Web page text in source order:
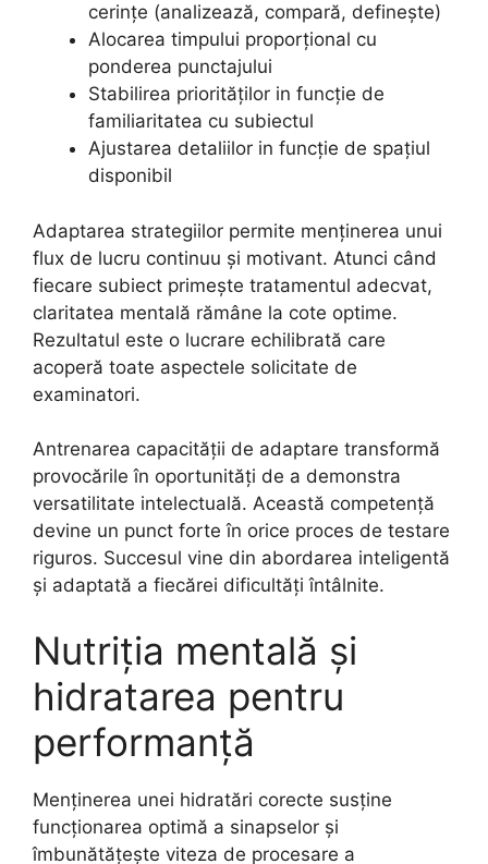
cerințe (analizează, compară, definește)
Alocarea timpului proporțional cu
ponderea punctajului
Stabilirea priorităților in funcție de
familiaritatea cu subiectul
Ajustarea detaliilor in funcție de spațiul
disponibil
Adaptarea strategiilor permite menținerea unui
flux de lucru continuu și motivant. Atunci când
fiecare subiect primește tratamentul adecvat,
claritatea mentală rămâne la cote optime.
Rezultatul este o lucrare echilibrată care
acoperă toate aspectele solicitate de
examinatori.
Antrenarea capacității de adaptare transformă
provocările în oportunități de a demonstra
versatilitate intelectuală. Această competență
devine un punct forte în orice proces de testare
riguros. Succesul vine din abordarea inteligentă
și adaptată a fiecărei dificultăți întâlnite.
Nutriția mentală și
hidratarea pentru
performanță
Menținerea unei hidratări corecte susține
funcționarea optimă a sinapselor și
îmbunătățește viteza de procesare a